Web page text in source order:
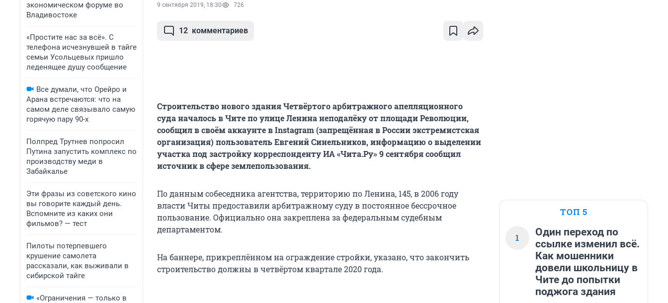
экономическом форуме во
Владивостоке
«Простите нас за всё». С
телефона исчезнувшей в тайге
семьи Усольцевых пришло
леденящее душу сообщение
Все думали, что Орейро и
Арана встречаются: что на
самом деле связывало самую
горячую пару 90-х
Полпред Трутнев попросил
Путина запустить комплекс по
производству меди в
Забайкалье
Эти фразы из советского кино
вы говорите каждый день.
Вспомните из каких они
фильмов? — тест
Пилоты потерпевшего
крушение самолета
рассказали, как выживали в
сибирской тайге
«Ограничения — только в
9 сентября 2019, 18:30 726
12 комментариев
Строительство нового здания Четвёртого арбитражного апелляционного
суда началось в Чите по улице Ленина неподалёку от площади Революции,
сообщил в своём аккаунте в Instagram (запрещённая в России экстремистская
организация) пользователь Евгений Синельников, информацию о выделении
участка под застройку корреспонденту ИА «Чита.Ру» 9 сентября сообщил
источник в сфере землепользования.
По данным собеседника агентства, территорию по Ленина, 145, в 2006 году
власти Читы предоставили арбитражному суду в постоянное бессрочное
пользование. Официально она закреплена за федеральным судебным
департаментом.
На баннере, прикреплённом на ограждение стройки, указано, что закончить
строительство должны в четвёртом квартале 2020 года.
ТОП 5
1
Один переход по
ссылке изменил всё.
Как мошенники
довели школьницу в
Чите до попытки
поджога здания